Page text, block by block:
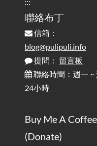
Attention to Glare Than the
為何桌前打字總是腰痠背痛
對人體工學的影響 / The
Ergonomics: Why Does
行動網路無法連線？三星手
/ Mobile Network Not
實作相容OpenAI API，但背
務 / Implementing OpenAI
:::
聯絡布丁
信箱：
blog@pulipuli.info
提問： 留言板
聯絡時間：週一 ~
24小時
Buy Me A Coffee
(Donate)